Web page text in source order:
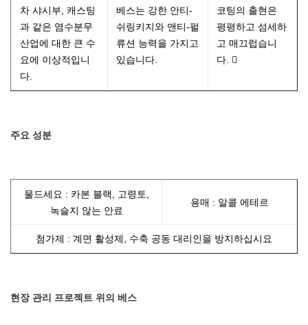
차 샤시부, 캐스팅
과 같은 염수분무
산업에 대한 큰 수
요에 이상적입니
다.
베스는 강한 안티-
쉬링키지와 앤티-펄
류션 능력을 가지고
있습니다.
코팅의 출현은
평평하고 섬세하
고 매끄럽습니
다. 
주요 성분
물드세요 : 카본 블랙, 고령토,
녹슬지 않는 안료
용매 : 알콜 에테르
첨가제 : 계면 활성제, 수축 공동 대리인을 방지하십시요
현장 관리 프로젝트 위의 베스